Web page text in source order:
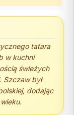
tatara
w kuchni
świeżych
Szczaw był
dodając